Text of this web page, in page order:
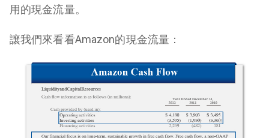
用的現金流量。
讓我們來看看Amazon的現金流量：